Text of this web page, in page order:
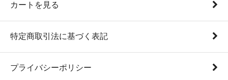
カートを見る
特定商取引法に基づく表記
プライバシーポリシー